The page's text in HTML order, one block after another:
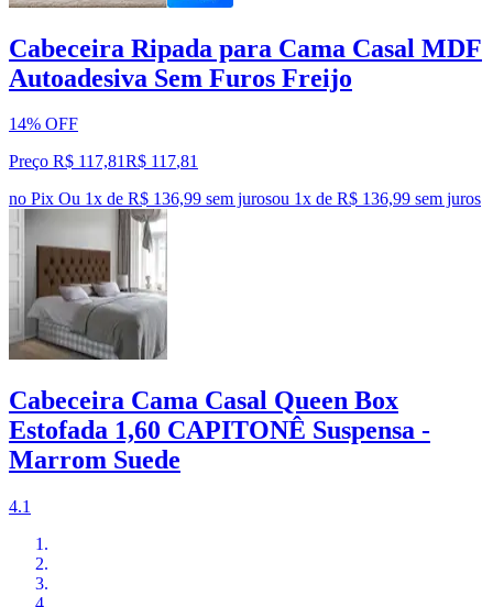
Cabeceira Ripada para Cama Casal MDF
Autoadesiva Sem Furos Freijo
14% OFF
Preço R$ 117,81R$ 117,81
no Pix Ou 1x de R$ 136,99 sem jurosou 1x de R$ 136,99 sem juros
Cabeceira Cama Casal Queen Box
Estofada 1,60 CAPITONÊ Suspensa -
Marrom Suede
4.1